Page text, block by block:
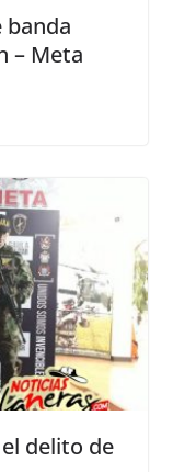
banda
– Meta
delito de